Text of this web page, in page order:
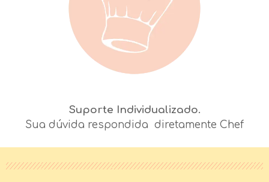
Suporte Individualizado.
Sua dúvida respondida diretamente Chef